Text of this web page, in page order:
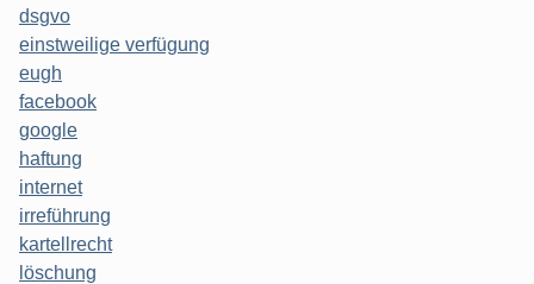
dsgvo
einstweilige verfügung
eugh
facebook
google
haftung
internet
irreführung
kartellrecht
löschung